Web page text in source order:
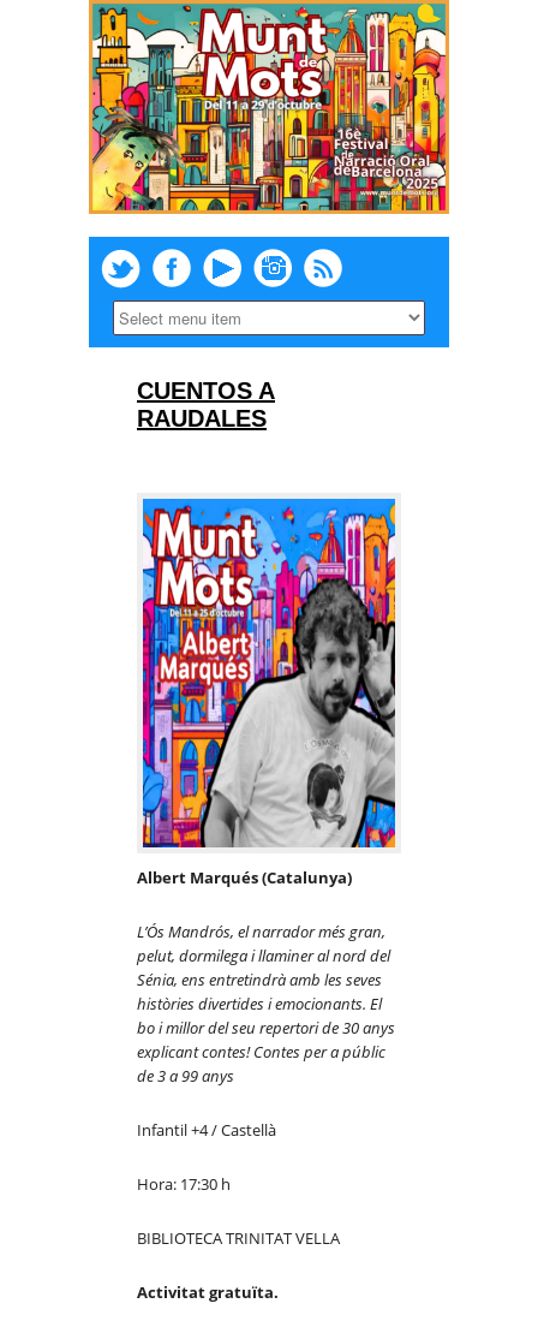
CUENTOS A
RAUDALES
Albert Marqués (Catalunya)
L’Ós Mandrós, el narrador més gran,
pelut, dormilega i llaminer al nord del
Sénia, ens entretindràamb les seves
històries divertides i emocionants. El
bo i millor del seu repertori de 30 anys
explicant contes! Contes per a públic
de 3 a 99 anys
Infantil +4 / Castellà
Hora: 17:30 h
BIBLIOTECA TRINITAT VELLA
Activitat gratuïta.